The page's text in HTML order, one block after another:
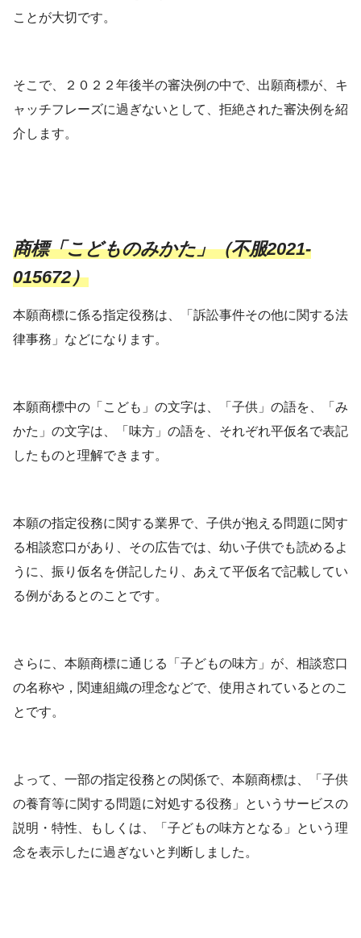
ことが大切です。
そこで、２０２２年後半の審決例の中で、出願商標が、キ
ャッチフレーズに過ぎないとして、拒絶された審決例を紹
介します。
商標「こどものみかた」（不服2021-
015672）
本願商標に係る指定役務は、「訴訟事件その他に関する法
律事務」などになります。
本願商標中の「こども」の文字は、「子供」の語を、「み
かた」の文字は、「味方」の語を、それぞれ平仮名で表記
したものと理解できます。
本願の指定役務に関する業界で、子供が抱える問題に関す
る相談窓口があり、その広告では、幼い子供でも読めるよ
うに、振り仮名を併記したり、あえて平仮名で記載してい
る例があるとのことです。
さらに、本願商標に通じる「子どもの味方」が、相談窓口
の名称や，関連組織の理念などで、使用されているとのこ
とです。
よって、一部の指定役務との関係で、本願商標は、「子供
の養育等に関する問題に対処する役務」というサービスの
説明・特性、もしくは、「子どもの味方となる」という理
念を表示したに過ぎないと判断しました。